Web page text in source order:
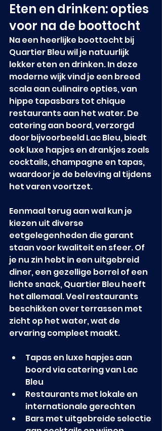
Eten en drinken: opties
voor na de boottocht
Na een heerlijke boottocht bij
Quartier Bleu wil je natuurlijk
lekker eten en drinken. In deze
moderne wijk vind je een breed
scala aan culinaire opties, van
hippe tapasbars tot chique
restaurants aan het water. De
catering aan boord, verzorgd
door bijvoorbeeld Lac Bleu, biedt
ook luxe hapjes en drankjes zoals
cocktails, champagne en tapas,
waardoor je de beleving al tijdens
het varen voortzet.
Eenmaal terug aan wal kun je
kiezen uit diverse
eetgelegenheden die garant
staan voor kwaliteit en sfeer. Of
je nu zin hebt in een uitgebreid
diner, een gezellige borrel of een
lichte snack, Quartier Bleu heeft
het allemaal. Veel restaurants
beschikken over terrassen met
zicht op het water, wat de
ervaring compleet maakt.
Tapas en luxe hapjes aan
boord via catering van Lac
Bleu
Restaurants met lokale en
internationale gerechten
Bars met uitgebreide selectie